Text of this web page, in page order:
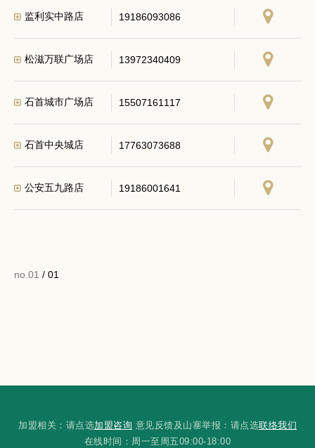
监利实中路店 19186093086
松滋万联广场店 13972340409
石首城市广场店 15507161117
石首中央城店 17763073688
公安五九路店 19186001641
no.01 / 01
加盟相关：请点选加盟咨询 意见反馈及山寨举报：请点选联络我们
在线时间：周一至周五09:00-18:00